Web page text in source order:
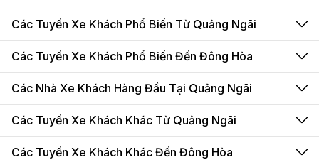
Các Tuyến Xe Khách Phổ Biến Từ Quảng Ngãi
Các Tuyến Xe Khách Phổ Biến Đến Đông Hòa
Các Nhà Xe Khách Hàng Đầu Tại Quảng Ngãi
Các Tuyến Xe Khách Khác Từ Quảng Ngãi
Các Tuyến Xe Khách Khác Đến Đông Hòa